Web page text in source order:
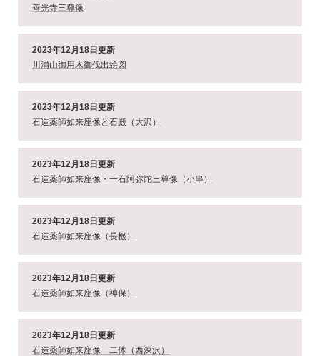
善光寺三尊像
2023年12月18日更新
川浦山御用木御伐出絵図
2023年12月18日更新
石造薬師如来座像と石殿（大沢）
2023年12月18日更新
石造薬師如来座像・一石阿弥陀三尊像（小串）
2023年12月18日更新
石造薬師如来座像（長根）
2023年12月18日更新
石造薬師如来座像（神保）
2023年12月18日更新
石造薬師如来座像 二体（西深沢）